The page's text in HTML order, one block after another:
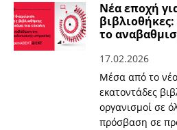
Νέα εποχή
το
17.02.2026
Μέσα από το
εκατοντάδες
οργανισμοί σε
πρόσβαση σε